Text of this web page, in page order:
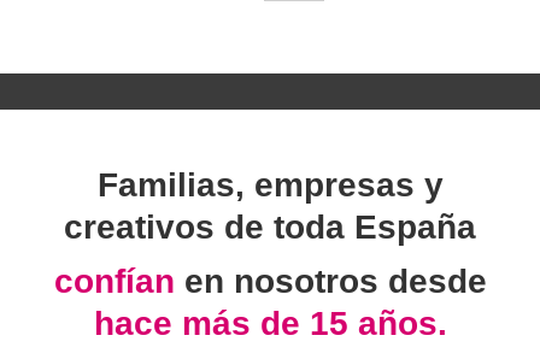
Familias, empresas y
creativos de toda España
confían en nosotros desde
hace más de 15 años.